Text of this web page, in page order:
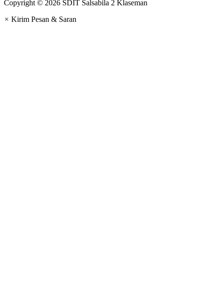
Copyright © 2026 SDIT Salsabila 2 Klaseman
× Kirim Pesan & Saran